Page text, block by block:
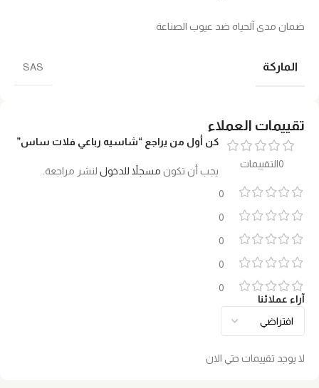
تقييمات العملاء
0التقييمات
0
0
0
0
0
آراء عملائنا
لا يوجد تقييمات حتي الان
كن أول من يراجع “شاسيه رباعي فلات ساس”
يجب أن تكون مسجلاً للدخول لنشر مراجعة.
ضمان مدى آلحياه ضد عيوب الصناعة
الماركة SAS